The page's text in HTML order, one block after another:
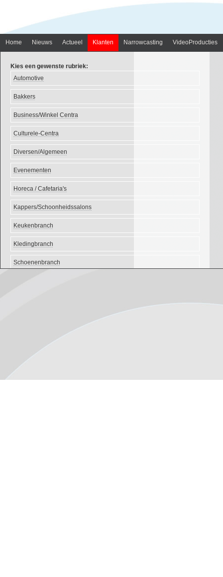
Home Nieuws Actueel Klanten Narrowcasting VideoProducties
Kies een gewenste rubriek:
Automotive
Bakkers
Business/Winkel Centra
Culturele-Centra
Diversen/Algemeen
Evenementen
Horeca / Cafetaria's
Kappers/Schoonheidssalons
Keukenbranch
Kledingbranch
Schoenenbranch
Alle klanten